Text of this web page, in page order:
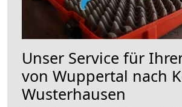
Unser Service für
von Wuppertal nach
Wusterhausen